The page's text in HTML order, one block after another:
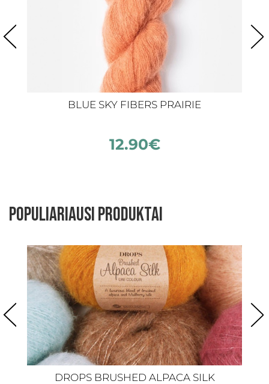
BLUE SKY FIBERS PRAIRIE
12.90€
Populiariausi produktai
DROPS BRUSHED ALPACA SILK